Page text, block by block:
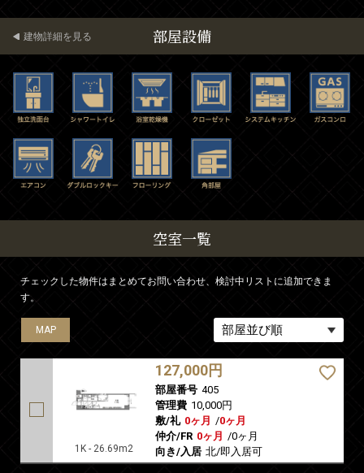
部屋設備
建物詳細を見る
空室一覧
チェックした物件はまとめてお問い合わせ、検討中リストに追加できま
す。
MAP
1K - 26.69m2
127,000円
部屋番号 405
管理費 10,000円
敷/礼 0ヶ月 /0ヶ月
仲介/FR 0ヶ月 /0ヶ月
向き/入居 北/即入居可